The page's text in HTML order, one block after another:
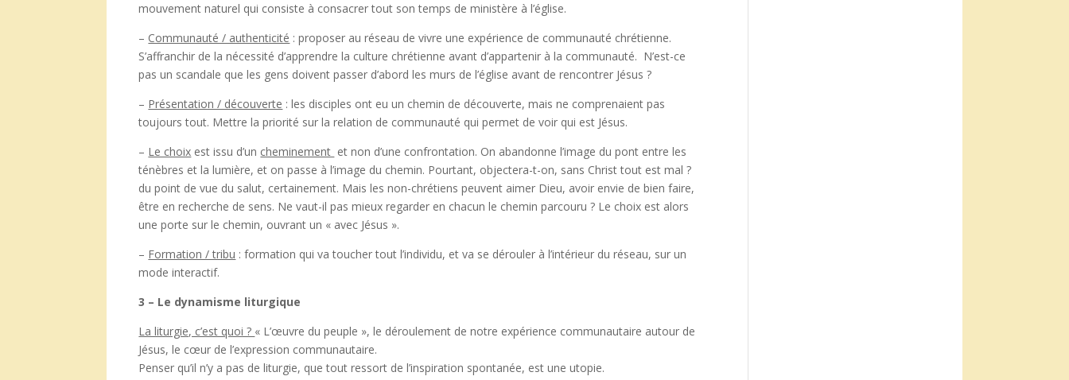
mouvement naturel qui consiste à consacrer tout son temps de ministère à l’église.
– Communauté / authenticité : proposer au réseau de vivre une expérience de communauté chrétienne.
S’affranchir de la nécessité d’apprendre la culture chrétienne avant d’appartenir à la communauté. N’est-ce
pas un scandale que les gens doivent passer d’abord les murs de l’église avant de rencontrer Jésus ?
– Présentation / découverte : les disciples ont eu un chemin de découverte, mais ne comprenaient pas
toujours tout. Mettre la priorité sur la relation de communauté qui permet de voir qui est Jésus.
– Le choix est issu d’un cheminement et non d’une confrontation. On abandonne l’image du pont entre les
ténèbres et la lumière, et on passe à l’image du chemin. Pourtant, objectera-t-on, sans Christ tout est mal ?
du point de vue du salut, certainement. Mais les non-chrétiens peuvent aimer Dieu, avoir envie de bien faire,
être en recherche de sens. Ne vaut-il pas mieux regarder en chacun le chemin parcouru ? Le choix est alors
une porte sur le chemin, ouvrant un « avec Jésus ».
– Formation / tribu : formation qui va toucher tout l’individu, et va se dérouler à l’intérieur du réseau, sur un
mode interactif.
3 – Le dynamisme liturgique
La liturgie, c’est quoi ? « L’œuvre du peuple », le déroulement de notre expérience communautaire autour de
Jésus, le cœur de l’expression communautaire.
Penser qu’il n’y a pas de liturgie, que tout ressort de l’inspiration spontanée, est une utopie.